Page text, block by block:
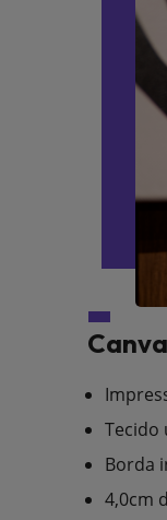
Tecido
Borda
4,0cm